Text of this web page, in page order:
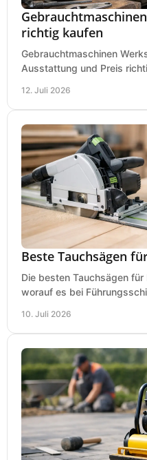
richtig kaufen
Gebrauchtmaschinen
Ausstattung und Preis
12. Juli 2026
Beste Tauchsägen
Die besten Tauchsägen
worauf es bei
10. Juli 2026